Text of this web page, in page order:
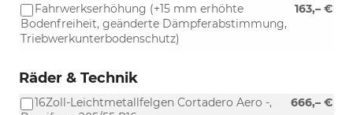
163,– €
Fahrwerkserhöhung (+15 mm erhöhte
Bodenfreiheit, geänderte Dämpferabstimmung,
Triebwerkunterbodenschutz)
Räder & Technik
666,– €
16Zoll-Leichtmetallfelgen Cortadero Aero -,